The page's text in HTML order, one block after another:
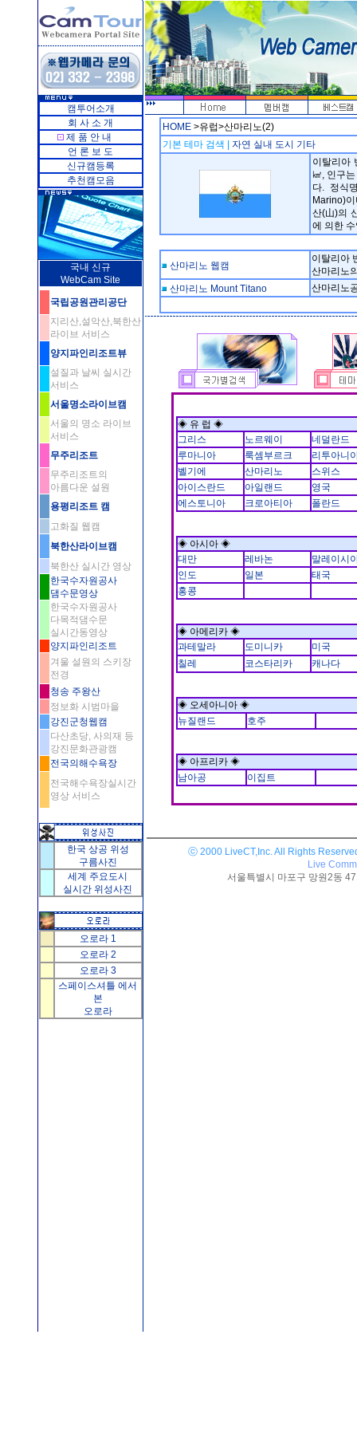
캠투어소개
회 사 소 개
제 품 안 내
언 론 보 도
신규캠등록
추천캠모음
국내 신규
WebCam Site
국립공원관리공단
지리산,설악산,북한산
라이브 서비스
양지파인리조트뷰
설질과 날씨 실시간
서비스
서울명소라이브캠
서울의 명소 라이브
서비스
무주리조트
무주리조트의
아름다운 설원
용평리조트 캠
고화질 웹캠
북한산라이브캠
북한산 실시간 영상
한국수자원공사
댐수문영상
한국수자원공사
다목적댐수문
실시간동영상
양지파인리조트
겨울 설원의 스키장
전경
청송 주왕산
정보화 시범마을
강진군청웹캠
다산초당, 사의재 등
강진문화관광캠
전국의해수욕장
전국해수욕장실시간
영상 서비스
한국 상공 위성
구름사진
세계 주요도시
실시간 위성사진
오로라 1
오로라 2
오로라 3
스페이스셔틀 에서
본
오로라
HOME>유럽>산마리노(2)
기본 테마 검색 |
자연 실내 도시
기타
이탈리아
㎢, 인구
다. 정식
Marino)
산(山)의
에 의한
산마리노 웹캠
이탈리아
산마리노
산마리노 Mount Titano
산마리노
◈ 유 럽 ◈
그리스
노르웨이
네덜란드
루마니아
룩셈부르크
리투아니
벨기에
산마리노
스위스
아이스란드
아일랜드
영국
에스토니아
크로아티아 폴란드
◈ 아시아 ◈
대만
레바논
말레이시
인도
일본
태국
홍콩
◈ 아메리카 ◈
과테말라
도미니카
미국
칠레
코스타리카 캐나다
◈ 오세아니아 ◈
뉴질랜드
호주
◈ 아프리카 ◈
남아공
이집트
ⓒ 2000 LiveCT,Inc. All Rights
Live
서울특별시 마포구 망원2동